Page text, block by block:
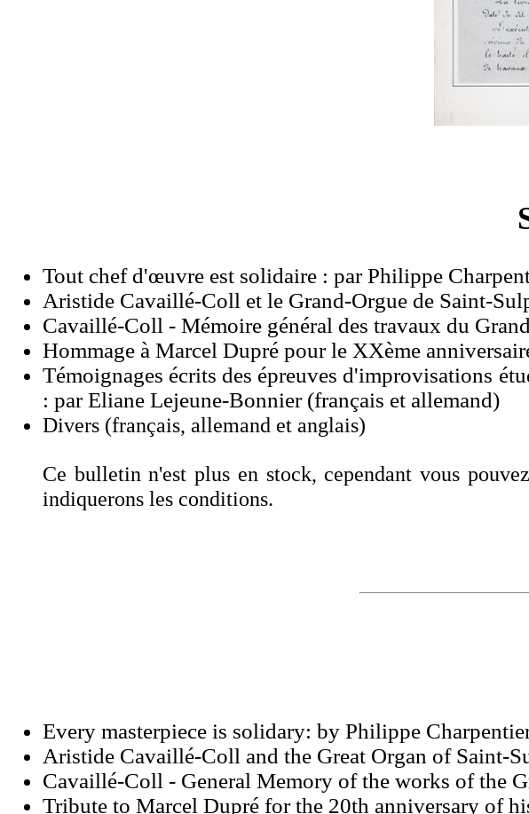
Tout chef d'œuvre est solidaire : par Philippe
Aristide Cavaillé-Coll et le Grand-Orgue de Saint-
Cavaillé-Coll - Mémoire général des travaux du
Hommage à Marcel Dupré pour le XXème
Témoignages écrits des épreuves d'improvisations
: par Eliane Lejeune-Bonnier (français et allemand)
Divers (français, allemand et anglais)
Ce bulletin n'est plus en stock, cependant vous
indiquerons les conditions.
Every masterpiece is solidary: by Philippe
Aristide Cavaillé-Coll and the Great Organ of Saint-
Cavaillé-Coll - General Memory of the works of the
Tribute to Marcel Dupré for the 20th anniversary of